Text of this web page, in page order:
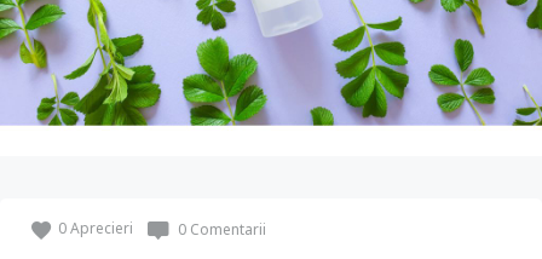
0Aprecieri 0 Comentarii